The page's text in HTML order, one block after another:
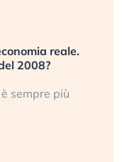
reale.
2008?
sempre più